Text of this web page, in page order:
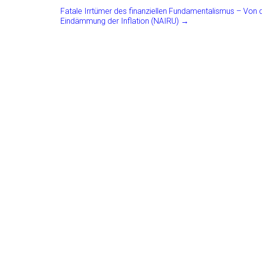
o
ok
Fatale Irrtümer des finanziellen Fundamentalismus –
Eindämmung der Inflation (NAIRU) →